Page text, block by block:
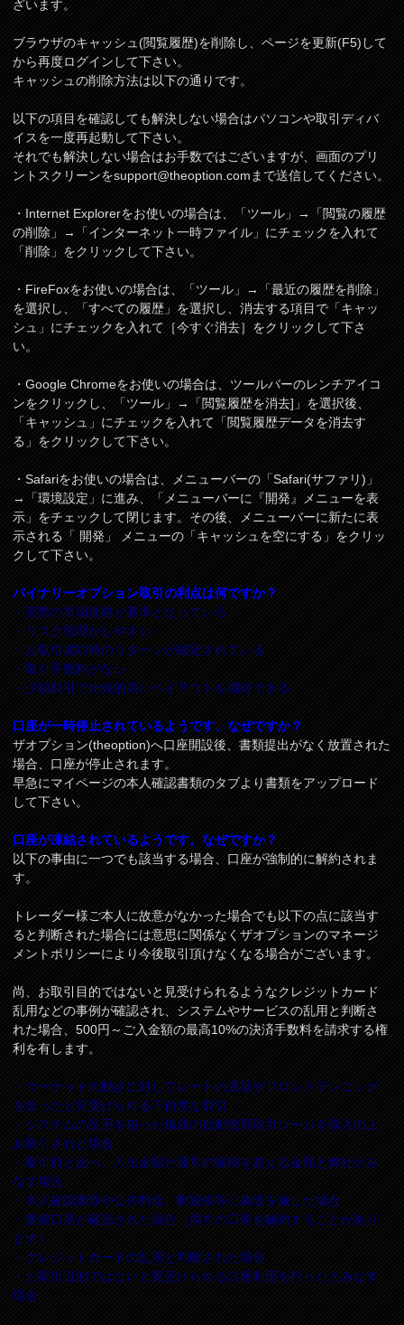
ざいます。
ブラウザのキャッシュ(閲覧履歴)を削除し、ページを更新(F5)して
から再度ログインして下さい。
キャッシュの削除方法は以下の通りです。
以下の項目を確認しても解決しない場合はパソコンや取引ディバ
イスを一度再起動して下さい。
それでも解決しない場合はお手数ではございますが、画面のプリ
ントスクリーンをsupport@theoption.comまで送信してください。
・Internet Explorerをお使いの場合は、「ツール」→「閲覧の履歴
の削除」→「インターネット一時ファイル」にチェックを入れて
「削除」をクリックして下さい。
・FireFoxをお使いの場合は、「ツール」→「最近の履歴を削除」
を選択し、「すべての履歴」を選択し、消去する項目で「キャッ
シュ」にチェックを入れて［今すぐ消去］をクリックして下さ
い。
・Google Chromeをお使いの場合は、ツールバーのレンチアイコ
ンをクリックし、「ツール」→「閲覧履歴を消去]」を選択後、
「キャッシュ」にチェックを入れて「閲覧履歴データを消去す
る」をクリックして下さい。
・Safariをお使いの場合は、メニューバーの「Safari(サファリ)」
→「環境設定」に進み、「メニューバーに『開発』メニューを表
示」をチェックして閉じます。その後、メニューバーに新たに表
示される「 開発」 メニューの「キャッシュを空にする」をクリッ
クして下さい。
バイナリーオプション取引の利点は何ですか？
・実際の市場価格が基準となっている
・リスク管理がしやすい
・お取引成功時のリターンが確定されている
・取引手数料がない
・少額取引で比較的高いペイアウトを期待できる
口座が一時停止されているようです、なぜですか？
ザオプション(theoption)へ口座開設後、書類提出がなく放置された
場合、口座が停止されます。
早急にマイページの本人確認書類のタブより書類をアップロード
して下さい。
口座が凍結されているようです。なぜですか？
以下の事由に一つでも該当する場合、口座が強制的に解約されま
す。
トレーダー様ご本人に故意がなかった場合でも以下の点に該当す
ると判断された場合には意思に関係なくザオプションのマネージ
メントポリシーにより今後取引頂けなくなる場合がございます。
尚、お取引目的ではないと見受けられるようなクレジットカード
乱用などの事例が確認され、システムやサービスの乱用と判断さ
れた場合、500円～ご入金額の最高10%の決済手数料を請求する権
利を有します。
・マーケットの動きに対してレートの遅延やフロントランニング
を狙ったと見受けられる不自然な取引
・システムの乱用を狙った構成の自動売買取引ツールを購入の上
お取引された場合
・取引額と比べ、入出金額が通常の範疇を超える金額と弊社がみ
なす場合
・本人確認書類や公共料金、郵送物等に偽造を施した場合
・重複口座が確認された場合（両方の口座を解約することがあり
ます）
・クレジットカードの乱用と判断された場合
・お取引目的ではないと見受けられる口座利用を行ったとみなす
場合